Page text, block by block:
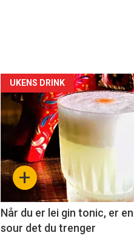
Forsiden
akkurat
nå
-
+
UKENS DRINK
Når du er lei gin tonic, er
sour det du trenger